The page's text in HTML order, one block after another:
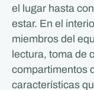
el lugar hasta
estar. En el
miembros del
lectura, toma de
compartimentos
características